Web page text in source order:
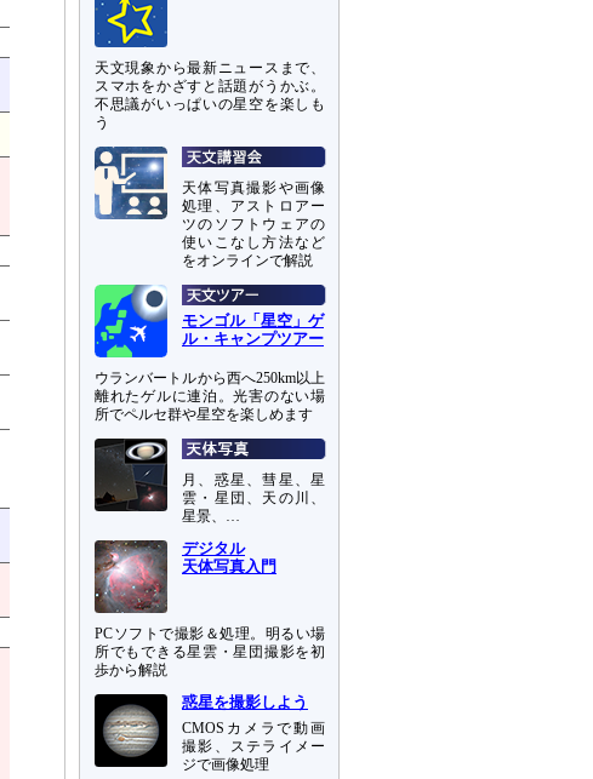
天文現象から最新ニュースまで、
スマホをかざすと話題がうかぶ。
不思議がいっぱいの星空を楽しも
う
天体写真撮影や画像
処理、アストロアー
ツのソフトウェアの
使いこなし方法など
をオンラインで解説
モンゴル「星空」ゲ
ル・キャンプツアー
ウランバートルから西へ250km以上
離れたゲルに連泊。光害のない場
所でペルセ群や星空を楽しめます
月、惑星、彗星、星
雲・星団、天の川、
星景、…
デジタル
天体写真入門
PCソフトで撮影＆処理。明るい場
所でもできる星雲・星団撮影を初
歩から解説
惑星を撮影しよう
CMOSカメラで動画
撮影、ステライメー
ジで画像処理